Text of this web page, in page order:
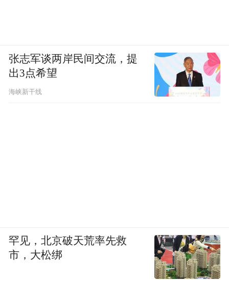
张志军谈两岸民间交流，提
出3点希望
海峡新干线
罕见，北京破天荒率先救
市，大松绑